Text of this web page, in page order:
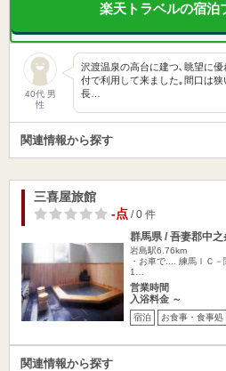
楽天トラベルの宿泊
40代 男
性
沢渡温泉の高台に建つ､眺望に
付で利用して来ました｡間口は
長…
関連情報から探す
三喜屋旅館
-点/ 0 件
群馬県 / 吾妻郡中
岩島駅6.76km
・お車で.... 練馬ＩＣ
1…
営業時間
入浴料金 ～
宿泊 お食事・食事処
関連情報から探す